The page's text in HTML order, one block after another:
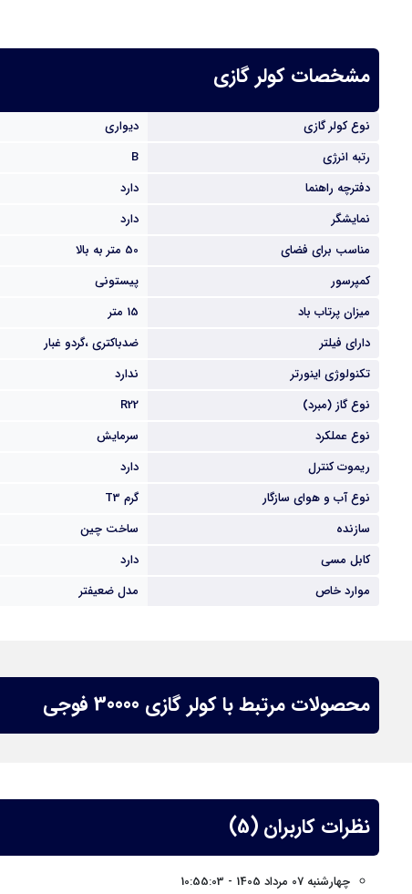
مشخصات کولر گازی
نوع کولر گازی
دیواری
رتبه انرژی
B
دفترچه راهنما
دارد
نمایشگر
دارد
مناسب برای فضای
50 متر به بالا
کمپرسور
پیستونی
میزان پرتاب باد
15 متر
دارای فیلتر
ضدباکتری ،گردو غبار
تکنولوژی اینورتر
ندارد
نوع گاز (مبرد)
R22
نوع عملکرد
سرمایش
ریموت کنترل
دارد
نوع آب و هوای سازگار
گرم T3
سازنده
ساخت چین
کابل مسی
دارد
موارد خاص
مدل ضعیفتر
محصولات مرتبط با کولر گازی 30000 فوجی
نظرات کاربران (5)
چهارشنبه 07 مرداد 1405 - 10:55:03